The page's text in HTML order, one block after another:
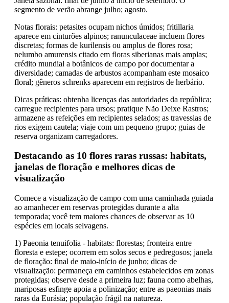
segmento de verão abrange julho; agosto.
Notas florais: petasites ocupam nichos úmidos; fritillaria
aparece em cinturões alpinos; ranunculaceae incluem flores
discretas; formas de kurilensis ou amplus de flores rosa;
nelumbo amurensis citado em floras siberianas mais amplas;
crédito mundial a botânicos de campo por documentar a
diversidade; camadas de arbustos acompanham este mosaico
floral; gêneros schrenks aparecem em registros de herbário.
Dicas práticas: obtenha licenças das autoridades da república;
carregue recipientes para ursos; pratique Não Deixe Rastros;
armazene as refeições em recipientes selados; as travessias de
rios exigem cautela; viaje com um pequeno grupo; guias de
reserva organizam carregadores.
Destacando as 10 flores raras russas: habitats,
janelas de floração e melhores dicas de
visualização
Comece a visualização de campo com uma caminhada guiada
ao amanhecer em reservas protegidas durante a alta
temporada; você tem maiores chances de observar as 10
espécies em locais selvagens.
1) Paeonia tenuifolia - habitats: florestas; fronteira entre
floresta e estepe; ocorrem em solos secos e pedregosos; janela
de floração: final de maio-início de junho; dicas de
visualização: permaneça em caminhos estabelecidos em zonas
protegidas; observe desde a primeira luz; fauna como abelhas,
mariposas esfinge apoia a polinização; entre as paeonias mais
raras da Eurásia; população frágil na natureza.